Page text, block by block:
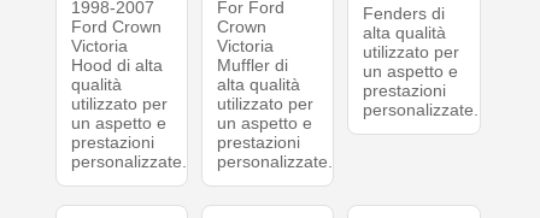
1998-2007
Ford Crown
Victoria
Hood di alta
qualità
utilizzato per
un aspetto e
prestazioni
personalizzate.
For Ford
Crown
Victoria
Muffler di
alta qualità
utilizzato per
un aspetto e
prestazioni
personalizzate.
Fenders di
alta qualità
utilizzato per
un aspetto e
prestazioni
personalizzate.